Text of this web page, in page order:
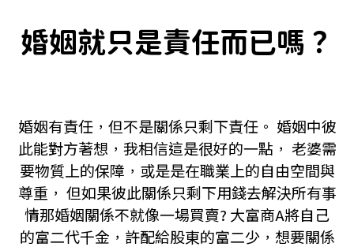
婚姻就只是責任而已嗎？
婚姻有責任，但不是關係只剩下責任。 婚姻中彼
此能對方著想，我相信這是很好的一點， 老婆需
要物質上的保障，或是是在職業上的自由空間與
尊重， 但如果彼此關係只剩下用錢去解決所有事
情那婚姻關係不就像一場買賣? 大富商A將自己
的富二代千金，許配給股東的富二少，想要關係